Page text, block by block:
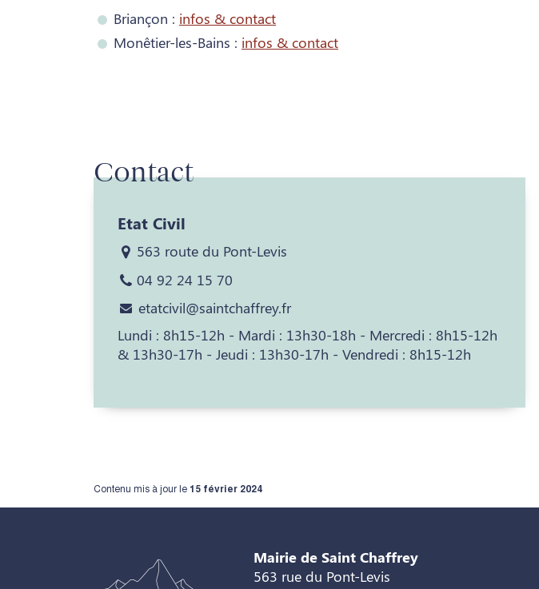
Briançon : infos & contact
Monêtier-les-Bains : infos & contact
Contact
Etat Civil
563 route du Pont-Levis
04 92 24 15 70
etatcivil@saintchaffrey.fr
Lundi : 8h15-12h - Mardi : 13h30-18h - Mercredi : 8h15-12h
& 13h30-17h - Jeudi : 13h30-17h - Vendredi : 8h15-12h
Contenu mis à jour le 15 février 2024
Mairie de Saint Chaffrey
563 rue du Pont-Levis